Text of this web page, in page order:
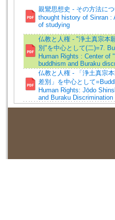
親鸞思想史 - その方法に
thought history of Sinran :
of studying
仏教と人権 - "浄土真宗本
別"を中心として(二)=7.
Human Rights : Center of
buddhism and Buraku
仏教と人権 - 「浄土真宗
差別」を中心として
Human Rights: Jōdo
and Buraku Discrimination